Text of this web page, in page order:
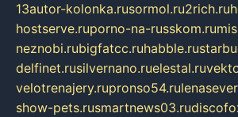
13autor-kolonka.rusormol.ru2rich.ru
hostserve.ruporno-na-russkom.ru
neznobi.rubigfatcc.ruhabble.ru
delfinet.rusilvernano.ruelestal.ru
velotrenajery.rupronso54.ru
show-pets.rusmartnews03.ru